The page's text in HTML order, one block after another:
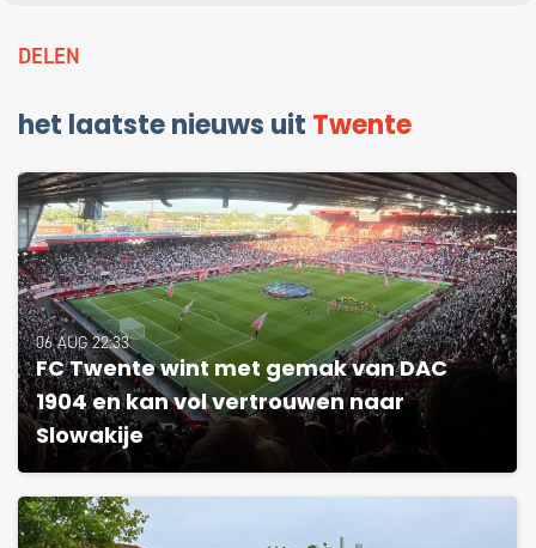
DELEN
het laatste nieuws uit Twente
06 AUG 22:33
FC Twente wint met gemak van DAC
1904 en kan vol vertrouwen naar
Slowakije